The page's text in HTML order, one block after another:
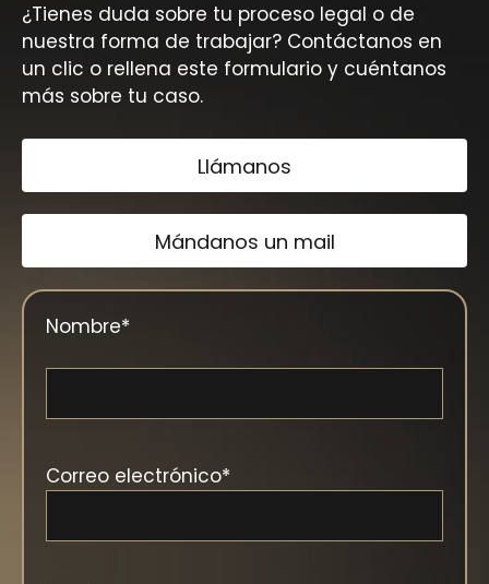
¿Tienes duda sobre tu proceso legal o de
nuestra forma de trabajar? Contáctanos en
un clic o rellena este formulario y cuéntanos
más sobre tu caso.
Llámanos
Mándanos un mail
Nombre*
Correo electrónico*